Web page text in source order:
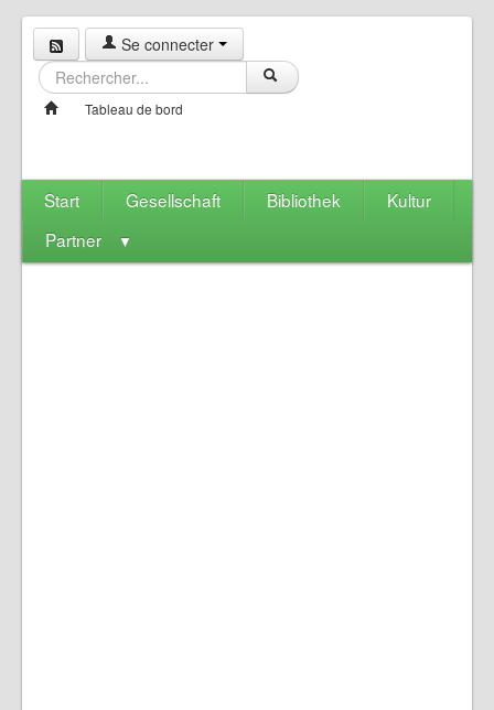
Se connecter
Tableau de bord
Start Gesellschaft Bibliothek
Kultur
Partner
▼